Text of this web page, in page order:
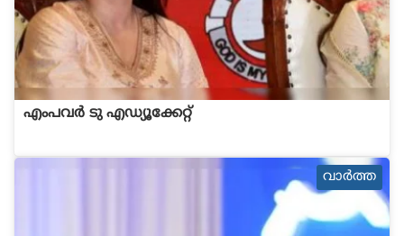
എംപവർ ടു എഡ്യൂക്കേറ്റ്
വാര്‍ത്ത